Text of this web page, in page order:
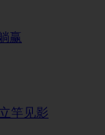
赢
竿见影